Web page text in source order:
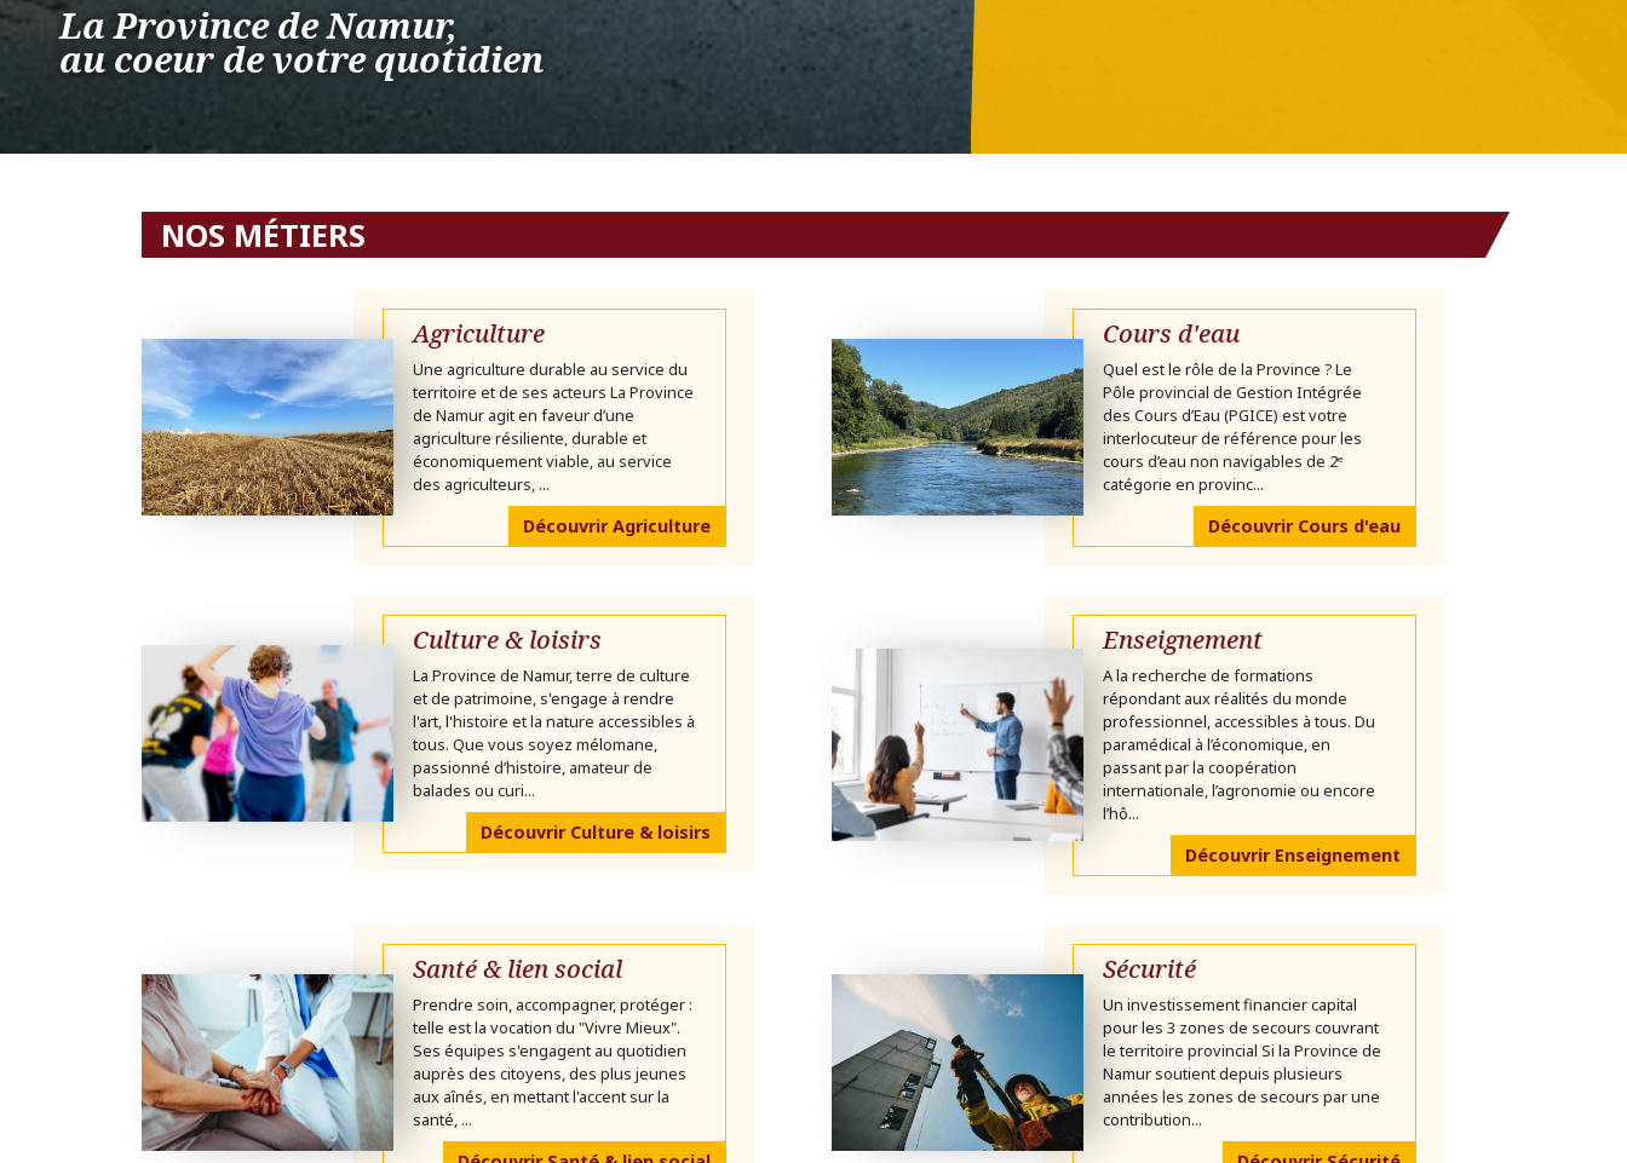
La Province de Namur,
au coeur de votre quotidien
NOS MÉTIERS
Agriculture
Une agriculture durable au service du
territoire et de ses acteurs La Province
de Namur agit en faveur d’une
agriculture résiliente, durable et
économiquement viable, au service
des agriculteurs, ...
Découvrir Agriculture
Cours d'eau
Quel est le rôle de la Province ? Le
Pôle provincial de Gestion Intégrée
des Cours d’Eau (PGICE) est votre
interlocuteur de référence pour les
cours d’eau non navigables de 2ᵉ
catégorie en provinc...
Découvrir Cours d'eau
Culture & loisirs
La Province de Namur, terre de culture
et de patrimoine, s'engage à rendre
l'art, l'histoire et la nature accessibles à
tous. Que vous soyez mélomane,
passionné d’histoire, amateur de
balades ou curi...
Découvrir Culture & loisirs
Enseignement
A la recherche de formations
répondant aux réalités du monde
professionnel, accessibles à tous. Du
paramédical à l’économique, en
passant par la coopération
internationale, l’agronomie ou encore
l’hô...
Découvrir Enseignement
Santé & lien social
Prendre soin, accompagner, protéger :
telle est la vocation du "Vivre Mieux".
Ses équipes s'engagent au quotidien
auprès des citoyens, des plus jeunes
aux aînés, en mettant l'accent sur la
santé, ...
Sécurité
Un investissement financier capital
pour les 3 zones de secours couvrant
le territoire provincial Si la Province de
Namur soutient depuis plusieurs
années les zones de secours par une
contribution...